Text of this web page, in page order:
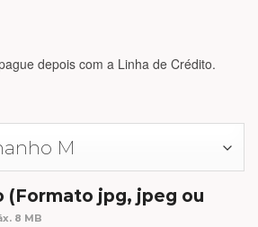
depois com a Linha de Crédito.
(Formato jpg, jpeg ou
8 MB